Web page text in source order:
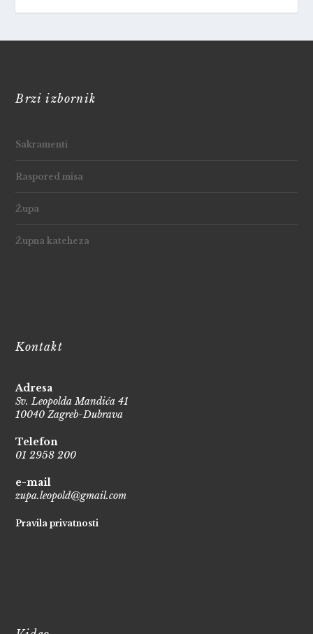
Brzi izbornik
Sakramenti
Raspored misa
Župa
Župna kateheza
Kontakt
Adresa
Sv. Leopolda Mandića 41
10040 Zagreb-Dubrava
Telefon
01 2958 200
e-mail
zupa.leopold@gmail.com
Pravila privatnosti